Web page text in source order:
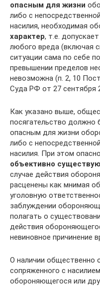
опасным для жизни
либо с
насилия, необходимая
характер, т.е.
любого вреда (включая
ситуации сама по себе
превышении пределов
невозможна (п. 2, 10
Суда РФ от 27 сентября
Как указано выше,
посягательство должно
опасным для жизни
либо с
насилия. При этом
объективно
случае действия
расценены как мнимая
уголовную
заблуждении
полагать о
действия
невиновное причинение
О наличии общественно
сопряженного с
обороняющегося или